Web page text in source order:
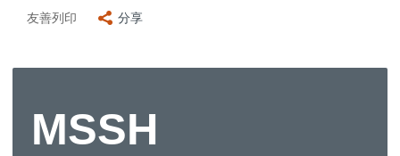
友善列印 分享
MSSH